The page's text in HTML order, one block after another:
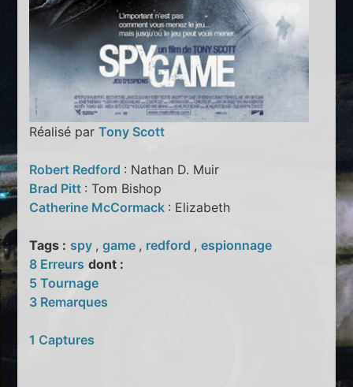
Réalisé parTony Scott
Robert Redford : Nathan D. Muir
Brad Pitt : Tom Bishop
Catherine McCormack : Elizabeth
Tags : spy ,game , redford ,espionnage
8 Erreurs dont :
5 Tournage
3 Remarques
1 Captures